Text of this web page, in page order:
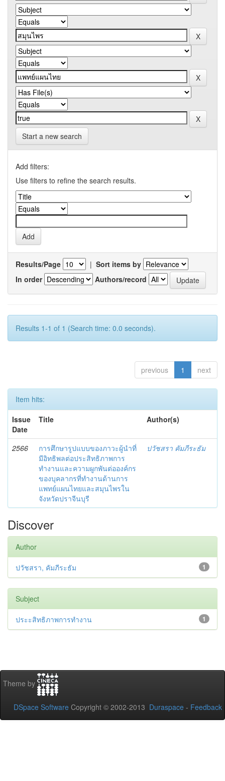
Start a new search
Add filters:
Use filters to refine the search results.
Results/Page | Sort items by
In order
Authors/record
Results 1-1 of 1 (Search time: 0.0 seconds).
previous 1 next
Item hits:
Issue
Date
Title Author(s)
2566
การศึกษารูปแบบของภาวะผู้นำที่
มีอิทธิพลต่อประสิทธิภาพการ
ทำงานและความผูกพันต่อองค์กร
ของบุคลากรที่ทำงานด้านการ
แพทย์แผนไทยและสมุนไพรใน
จังหวัดปราจีนบุรี
ปวัชสรา คัมภีระธัม
Discover
Author
1
ปวัชสรา, คัมภีระธัม
Subject
1
ประะสิทธิภาพการทำงาน
Theme by
DSpace Software Copyright © 2002-2013 Duraspace - Feedback